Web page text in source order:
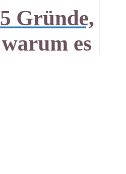
5 Gründe,
warum es